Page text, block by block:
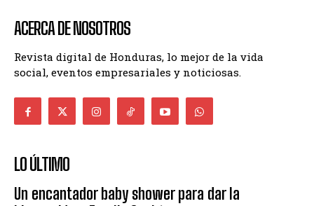
ACERCA DE NOSOTROS
Revista digital de Honduras, lo mejor de la vida
social, eventos empresariales y noticiosas.
LO ÚLTIMO
Un encantador baby shower para dar la